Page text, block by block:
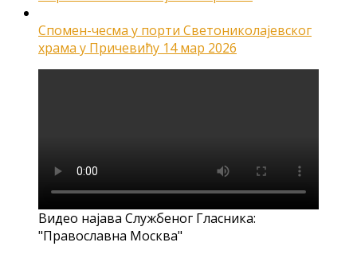
Спомен-чесма у порти Светониколајевског
храма у Причевићу 14 мар 2026
Видео најава Службеног Гласника:
"Православна Москва"